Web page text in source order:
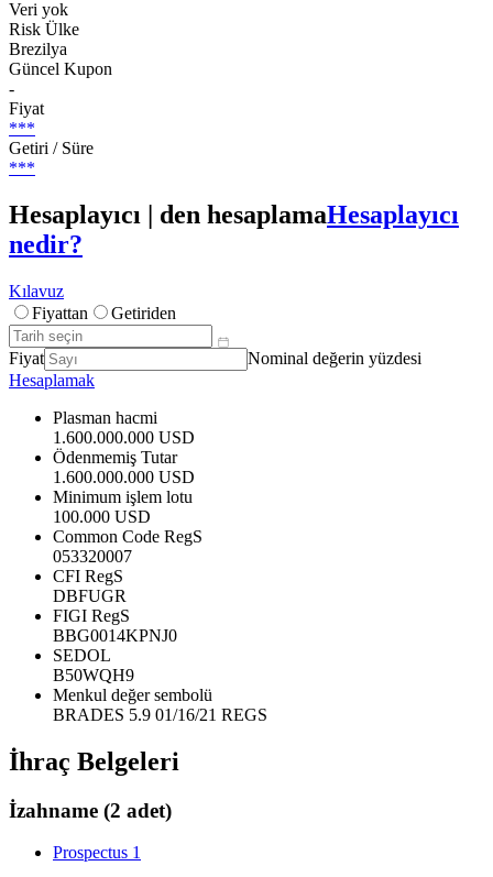
Veri yok
Risk Ülke
Brezilya
Güncel Kupon
-
Fiyat
***
Getiri / Süre
***
Hesaplayıcı | den hesaplamaHesaplayıcı
nedir?
Kılavuz
Fiyattan
Getiriden
Fiyat
Nominal değerin yüzdesi
Hesaplamak
Plasman hacmi
1.600.000.000 USD
Ödenmemiş Tutar
1.600.000.000 USD
Minimum işlem lotu
100.000 USD
Common Code RegS
053320007
CFI RegS
DBFUGR
FIGI RegS
BBG0014KPNJ0
SEDOL
B50WQH9
Menkul değer sembolü
BRADES 5.9 01/16/21 REGS
İhraç Belgeleri
İzahname (2 adet)
Prospectus 1